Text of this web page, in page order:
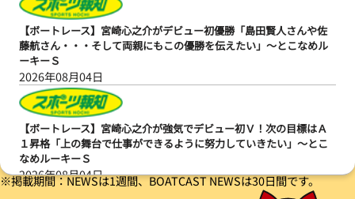
【ボートレース】宮崎心之介がデビュー初優勝「島田賢人さんや佐
藤航さん・・・そして両親にもこの優勝を伝えたい」～とこなめル
ーキーＳ
2026年08月04日
【ボートレース】宮崎心之介が強気でデビュー初Ｖ！次の目標はＡ
１昇格「上の舞台で仕事ができるように努力していきたい」～とこ
なめルーキーＳ
2026年08月04日
※掲載期間：NEWSは1週間、BOATCAST NEWSは30日間です。